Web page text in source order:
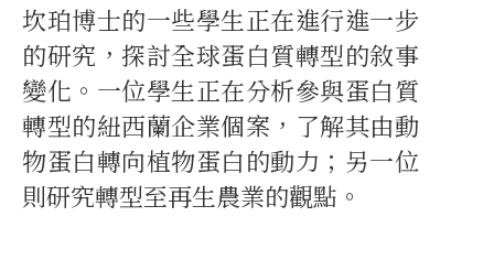
坎珀博士的一些學生正在進行進一步
的研究，探討全球蛋白質轉型的敘事
變化。一位學生正在分析參與蛋白質
轉型的紐西蘭企業個案，了解其由動
物蛋白轉向植物蛋白的動力；另一位
則研究轉型至再生農業的觀點。